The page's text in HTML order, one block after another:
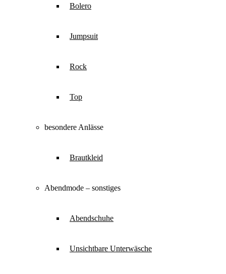
Bolero
Jumpsuit
Rock
Top
besondere Anlässe
Brautkleid
Abendmode – sonstiges
Abendschuhe
Unsichtbare Unterwäsche